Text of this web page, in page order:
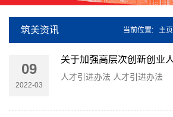
筑美资讯 当前位置: 主页
09
2022-03
人才引进办法 人才引进办法